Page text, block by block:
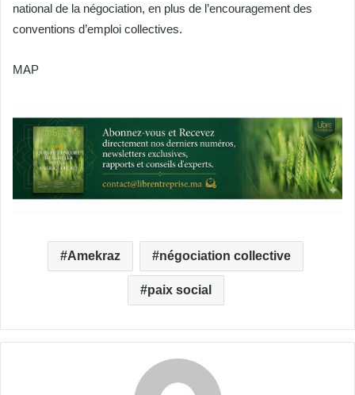
national de la négociation, en plus de l’encouragement des
conventions d’emploi collectives.
MAP
Amekraz négociation collective
paix social